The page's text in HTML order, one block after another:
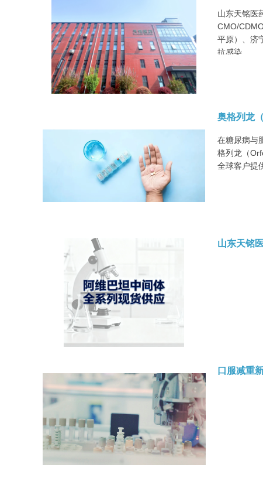
山东天铭医
CMO/
平原）、济
抗感染、
奥格列龙
在糖尿病与
格列龙（
全球客户提
山东天铭
口服减重